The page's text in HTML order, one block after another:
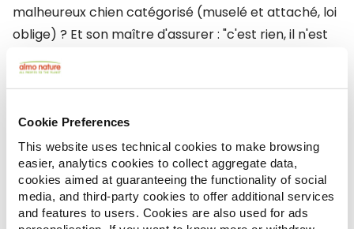
Cookie Preferences
This website uses technical cookies to make browsing
easier, analytics cookies to collect aggregate data,
cookies aimed at guaranteeing the functionality of social
media, and third-party cookies to offer additional services
and features to users. Cookies are also used for ads
malheureux chien catégorisé (muselé et attaché, loi
oblige) ? Et son maître d'assurer : "c'est rien, il n'est
pas méchant, il veut juste jouer". (le cas échéant,
évidemment, le chien catégorisé est ici censé se
pas expressément, mais comme elle dispose qu'il
doit rester muselé en toutes circonstances ...)Alors
qu'envisager pour la suite ? catégoriser toutes les
races ? Peine perdue. Édenter tous les chiens, du
plus petit au plus grand ? Ou bien, simplement et